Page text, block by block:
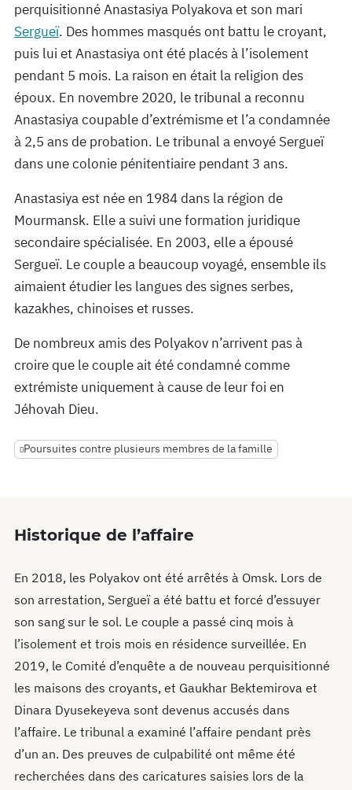
perquisitionné Anastasiya Polyakova et son mari
Sergueï. Des hommes masqués ont battu le croyant,
puis lui et Anastasiya ont été placés à l’isolement
pendant 5 mois. La raison en était la religion des
époux. En novembre 2020, le tribunal a reconnu
Anastasiya coupable d’extrémisme et l’a condamnée
à 2,5 ans de probation. Le tribunal a envoyé Sergueï
dans une colonie pénitentiaire pendant 3 ans.
Anastasiya est née en 1984 dans la région de
Mourmansk. Elle a suivi une formation juridique
secondaire spécialisée. En 2003, elle a épousé
Sergueï. Le couple a beaucoup voyagé, ensemble ils
aimaient étudier les langues des signes serbes,
kazakhes, chinoises et russes.
De nombreux amis des Polyakov n’arrivent pas à
croire que le couple ait été condamné comme
extrémiste uniquement à cause de leur foi en
Jéhovah Dieu.
Poursuites contre plusieurs membres de la famille
Historique de l’affaire
En 2018, les Polyakov ont été arrêtés à Omsk. Lors de
son arrestation, Sergueï a été battu et forcé d’essuyer
son sang sur le sol. Le couple a passé cinq mois à
l’isolement et trois mois en résidence surveillée. En
2019, le Comité d’enquête a de nouveau perquisitionné
les maisons des croyants, et Gaukhar Bektemirova et
Dinara Dyusekeyeva sont devenus accusés dans
l’affaire. Le tribunal a examiné l’affaire pendant près
d’un an. Des preuves de culpabilité ont même été
recherchées dans des caricatures saisies lors de la